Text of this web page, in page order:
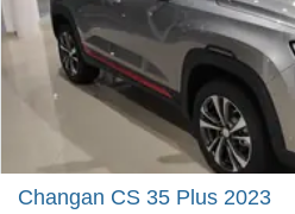
Changan CS 35 Plus 2023